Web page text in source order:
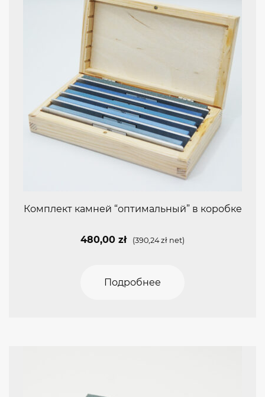
Комплект камней “оптимальный” в коробке
480,00 zł (390,24zł net)
Подробнее